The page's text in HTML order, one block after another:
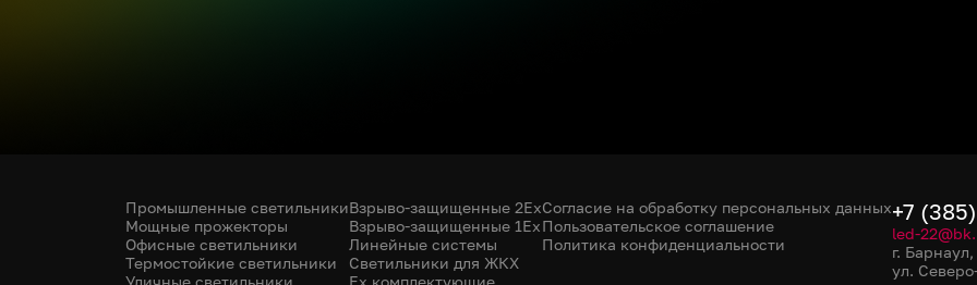
Промышленные светильники
Мощные прожекторы
Офисные светильники
Термостойкие светильники
Уличные светильники
Взрыво-защищенные 2Ex
Взрыво-защищенные 1Ex
Линейные системы
Светильники для ЖКХ
Ex комплектующие
Согласие на обработку персональных данных
Пользовательское соглашение
Политика конфиденциальности
+7
led-
г.
ул.